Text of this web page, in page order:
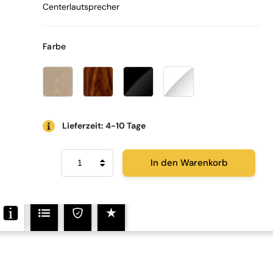
Centerlautsprecher
Farbe
Lieferzeit: 4-10 Tage
Dynaudio
Evoke
25C
In den Warenkorb